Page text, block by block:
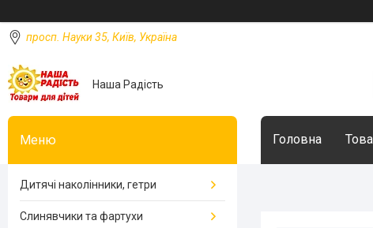
просп. Науки 35, Київ, Україна
Наша Радість
Головна
Дитячі наколінники, гетри
Слинявчики та фартухи